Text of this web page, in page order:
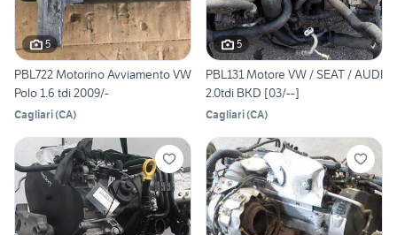
5
PBL722 Motorino Avviamento VW
Polo 1.6 tdi 2009/-
Cagliari(CA)
5
PBL131 Motore VW / SEAT / AUDI
2.0tdi BKD [03/--]
Cagliari(CA)